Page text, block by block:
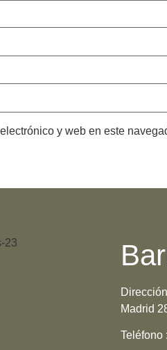
y web en este
Madrid
Teléfono :